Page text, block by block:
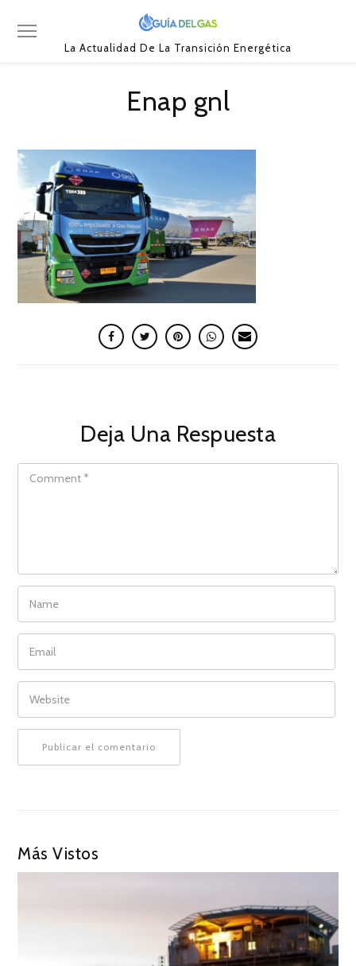
La Actualidad De La Transición Energética
Enap gnl
Deja Una Respuesta
COMMENT
NAME
EMAIL
WEBSITE
Más Vistos